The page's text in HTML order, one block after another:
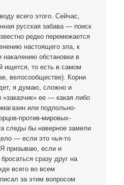
всего этого. Сейчас,
русская забава — поиск
редко перемежается
настоящего зла, к
обстановки в
ищется, то есть в самом
велосообществе). Корни
я думаю, сложно и
ее — какая либо
или подпольно-
против-мировых-
следы бы наверное замели
— если это чья-то
призываю, если и
сразу друг на
всего во всем
за этим вопросом